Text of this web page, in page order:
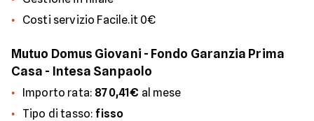
Costi servizio Facile.it 0€
Mutuo Domus Giovani - Fondo Garanzia Prima
Casa - Intesa Sanpaolo
Importo rata: 870,41€ al mese
Tipo di tasso:fisso